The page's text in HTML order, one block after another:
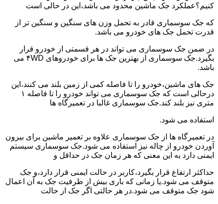
کنیم؟عملکرد جک ماشین محدود می باشد،این در حالی است
که جک سوسماری قادر به تحمل وزن های سنگین و سنگین تر از
قدرت تحمل جک های خودرو می باشد.
در ضمن جک سوسماری می تواند در هر قسمتی از خودرو قرار
بگیرد.جک سوسماری از بهترین جک ها برای خودروهای ۴WD می
باشد.
جک های ماشین،خودرو را تا فاصله کمی از زمین بلند می کنند،این
درحالی است که جک سوسماری می تواند خودرو را تا فاصله ۱
متری نیز بلند کند.جک سوسماری غالبا در تعمیرگاه ها
استفاده می شود.
در تعمیرگاه ها از جک سوسماری علاوه بر تعمیر ماشین برای بیرون
آوردن خودرو از چاله نیز استفاده می شود.جک سوسماری سیستم
ایمنی دارد به این معنی که هر زمان جک در حداقل و
حداکثر ارتفاع قرار بگیرد،کاربر در حالت ایمنی قرار دارد،و جک
متوقف می شود.یا زمانی که باری بیش از ظرفیت جک به آن اعمال
شود جک متوقف می شود.در هر حالتی اگر جک از حالت